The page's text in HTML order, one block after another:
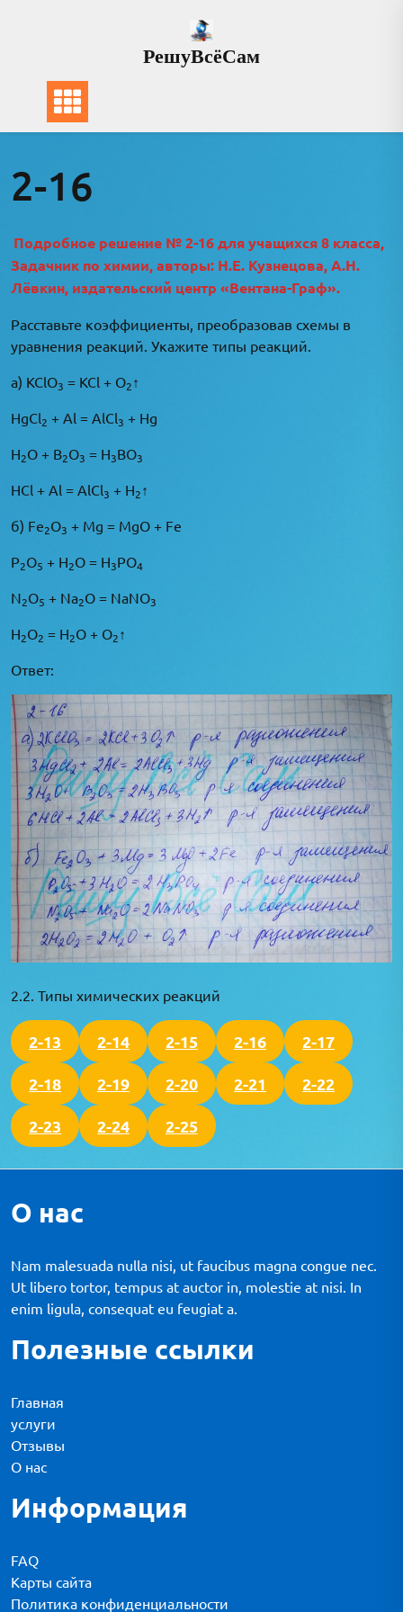
РешуВсёСам
2-16
Подробное решение № 2-16 для учащихся 8 класса,
Задачник по химии, авторы: Н.Е. Кузнецова, А.Н.
Лёвкин, издательский центр «Вентана-Граф».
Расставьте коэффициенты, преобразовав схемы в
уравнения реакций. Укажите типы реакций.
а) KClO3 = KCl + O2↑
HgCl2 + Al = AlCl3 + Hg
H2O + B2O3 = H3BO3
HCl + Al = AlCl3 + H2↑
б) Fe2O3 + Mg = MgO + Fe
P2O5 + H2O = H3PO4
N2O5 + Na2O = NaNO3
H2O2 = H2O + O2↑
Ответ:
2.2. Типы химических реакций
2-13 2-14 2-15 2-16 2-17
2-18 2-19 2-20 2-21 2-22
2-23 2-24 2-25
О нас
Nam malesuada nulla nisi, ut faucibus magna congue nec.
Ut libero tortor, tempus at auctor in, molestie at nisi. In
enim ligula, consequat eu feugiat a.
Полезные ссылки
Главная
услуги
Отзывы
О нас
Информация
FAQ
Карты сайта
Политика конфиденциальности